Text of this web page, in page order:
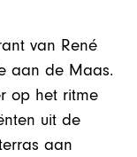
van René
aan de Maas.
op het ritme
uit de
aan